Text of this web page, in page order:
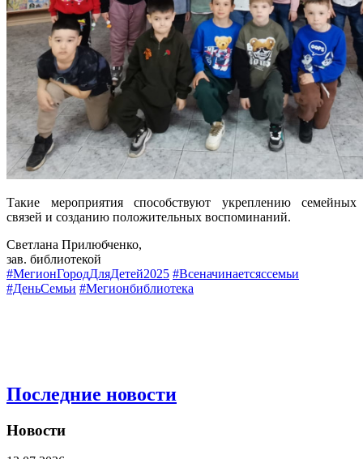
Такие мероприятия способствуют укреплению семейных
связей и созданию положительных воспоминаний.
Светлана Прилюбченко,
зав. библиотекой
#МегионГородДляДетей2025 #Всеначинаетсяссемьи
#ДеньСемьи #Мегионбиблиотека
Последние новости
Новости